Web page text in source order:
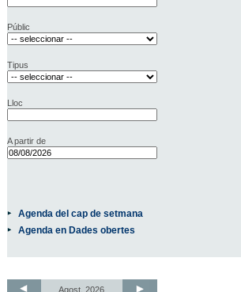
Públic
Tipus
Lloc
A partir de
Agenda del cap de setmana
Agenda en Dades obertes
Agost, 2026